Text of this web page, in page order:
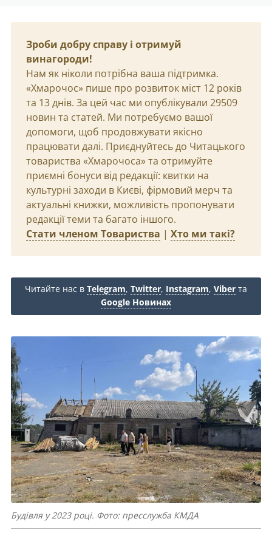
Зроби добру справу і отримуй
винагороди!
Нам як ніколи потрібна ваша підтримка.
«Хмарочос» пише про розвиток міст 12 років
та 13 днів. За цей час ми опублікували 29509
новин та статей. Ми потребуємо вашої
допомоги, щоб продовжувати якісно
працювати далі. Приєднуйтесь до Читацького
товариства «Хмарочоса» та отримуйте
приємні бонуси від редакції: квитки на
культурні заходи в Києві, фірмовий мерч та
актуальні книжки, можливість пропонувати
редакції теми та багато іншого.
Стати членом Товариства | Хто ми такі?
Читайте нас в Telegram, Twitter, Instagram, Viber та
Google Новинах
Будівля у 2023 році. Фото: пресслужба КМДА